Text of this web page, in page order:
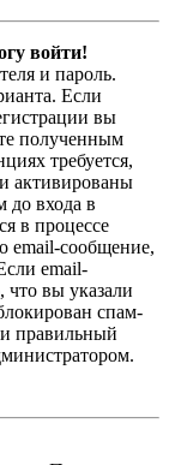
войти!
и пароль.
Если
вы
полученным
требуется,
активированы
до входа в
в процессе
email-сообщение,
email-
вы указали
спам-
правильный